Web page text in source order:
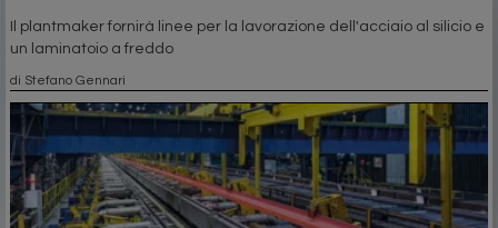
Il plantmaker fornirà linee per la lavorazione dell'acciaio al silicio e
un laminatoio a freddo
di Stefano Gennari